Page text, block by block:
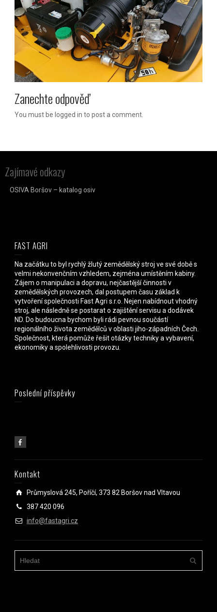
Zanechte odpověď
You must be logged in to post a comment.
Zajímavé odkazy
OSIVA Boršov – katalog osiv
FAST AGRI
Na začátku to byl rychlý žlutý zemědělský stroj ve své době s
velmi nekonvenčním vzhledem, zejména umístěním kabiny.
Zájem o manipulaci a dopravu, nejčastější činnosti v
zemědělských provozech, dal postupem času základ k
vytvoření společnosti Fast Agri s.r.o. Nejen nabídnout vhodný
stroj, ale následně se postarat o zajištění servisu a dodávek
ND. Do budoucna bychom byli rádi pevnou součástí
regionálního života zemědělců v oblasti jiho-západních Čech.
Společnost, která pomůže řešit otázky techniky a vybavení,
ekonomiky a spolehlivosti provozu.
Poslední příspěvky
Kontakt
Průmyslová 245, Poříčí, 373 82 Boršov nad Vltavou
387 420 096
info@fastagri.cz